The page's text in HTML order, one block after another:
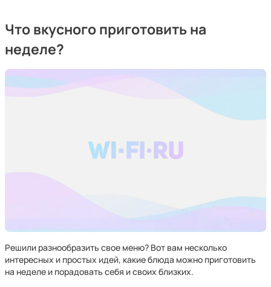
Что вкусного приготовить на
неделе?
Решили разнообразить свое меню? Вот вам несколько
интересных и простых идей, какие блюда можно приготовить
на неделе и порадовать себя и своих близких.